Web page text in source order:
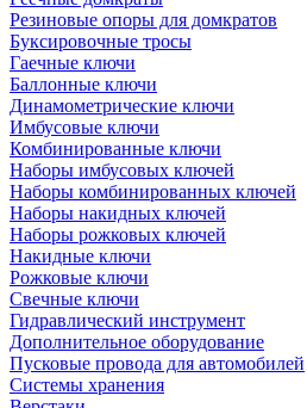
Резиновые опоры для домкратов
Буксировочные тросы
Гаечные ключи
Баллонные ключи
Динамометрические ключи
Имбусовые ключи
Комбинированные ключи
Наборы имбусовых ключей
Наборы комбинированных ключей
Наборы накидных ключей
Наборы рожковых ключей
Накидные ключи
Рожковые ключи
Свечные ключи
Гидравлический инструмент
Дополнительное оборудование
Пусковые провода для автомобилей
Системы хранения